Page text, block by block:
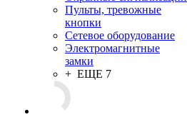
Пульты, тревожные
кнопки
Сетевое оборудование
Электромагнитные
замки
+ ЕЩЕ 7